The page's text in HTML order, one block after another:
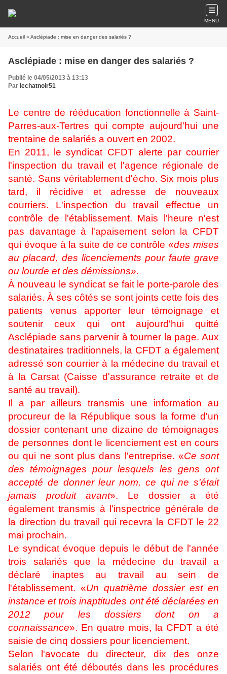
MENU
Accueil » Asclépiade : mise en danger des salariés ?
Asclépiade : mise en danger des salariés ?
Publié le 04/05/2013 à 13:13
Par lechatnoir51
Le centre de rééducation fonctionnelle à Saint-
Parres-aux-Tertres qui compte aujourd'hui une
trentaine de salariés a ouvert en 2002.
En 2011, le syndicat CFDT alerte par courrier
l'inspection du travail et l'agence régionale de
santé. Sans véritablement d'écho. Six mois plus
tard, il récidive et adresse de nouveaux
courriers. L'inspection du travail effectue un
contrôle de l'établissement. Mais l'heure n'est
pas davantage à l'apaisement selon la CFDT
qui évoque à la suite de ce contrôle «des mises
au placard, des licenciements pour faute grave
ou lourde et des démissions».
À nouveau le syndicat se fait le porte-parole des
salariés. À ses côtés se sont joints cette fois des
patients venus apporter leur témoignage et
soutenir ceux qui ont aujourd'hui quitté
Asclépiade sans parvenir à tourner la page. Aux
destinataires traditionnels, la CFDT a également
adressé son courrier à la médecine du travail et
à la Carsat (Caisse d'assurance retraite et de
santé au travail).
Il a par ailleurs transmis une information au
procureur de la République sous la forme d'un
dossier contenant une dizaine de témoignages
de personnes dont le licenciement est en cours
ou qui ne sont plus dans l'entreprise. «Ce sont
des témoignages pour lesquels les gens ont
accepté de donner leur nom, ce qui ne s'était
jamais produit avant». Le dossier a été
également transmis à l'inspectrice générale de
la direction du travail qui recevra la CFDT le 22
mai prochain.
Le syndicat évoque depuis le début de l'année
trois salariés que la médecine du travail a
déclaré inaptes au travail au sein de
l'établissement. «Un quatrième dossier est en
instance et trois inaptitudes ont été déclarées en
2012 pour les dossiers dont on a
connaissance». En quatre mois, la CFDT a été
saisie de cinq dossiers pour licenciement.
Selon l'avocate du directeur, dix des onze
salariés ont été déboutés dans les procédures